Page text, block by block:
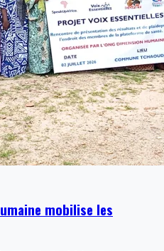
mobilise les